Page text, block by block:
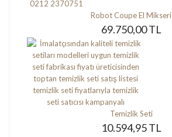
Robot Coupe El Mikseri
69.750,00 TL
Temizlik Seti
10.594,95 TL